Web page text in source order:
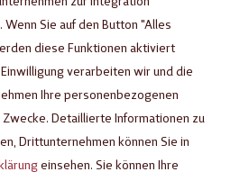
Sie auf den Button "Alles
diese Funktionen aktiviert
verarbeiten wir und die
Ihre personenbezogenen
Detaillierte Informationen zu
Drittunternehmen können Sie in
einsehen. Sie können Ihre